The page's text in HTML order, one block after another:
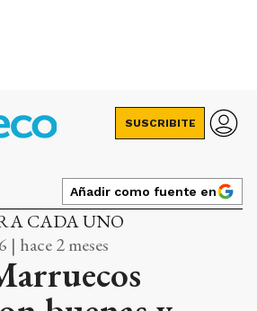
SUSCRIBITE
Añadir como fuente en
CADA UNO
hace 2 meses